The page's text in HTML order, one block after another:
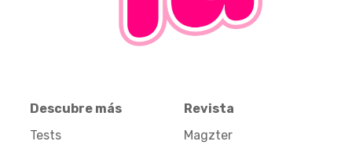
Descubre más
Tests
Revista
Magzter